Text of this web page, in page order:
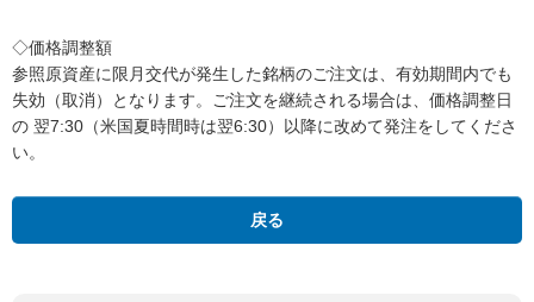
◇価格調整額
参照原資産に限月交代が発生した銘柄のご注文は、有効期間内でも
失効（取消）となります。ご注文を継続される場合は、価格調整日
の 翌7:30（米国夏時間時は翌6:30）以降に改めて発注をしてくださ
い。
戻る